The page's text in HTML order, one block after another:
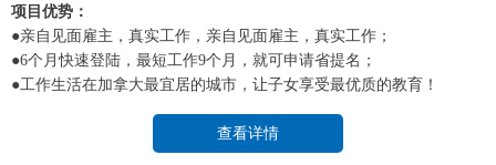
项目优势：
●亲自见面雇主，真实工作，亲自见面雇主，真实工作；
●6个月快速登陆，最短工作9个月，就可申请省提名；
●工作生活在加拿大最宜居的城市，让子女享受最优质的教育！
查看详情